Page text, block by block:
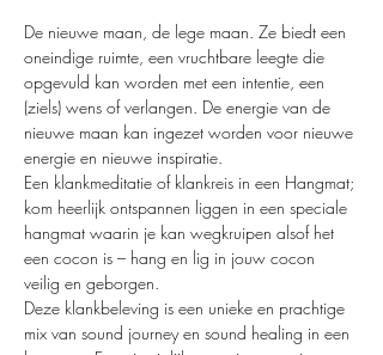
De nieuwe maan, de lege maan. Ze biedt een
oneindige ruimte, een vruchtbare leegte die
opgevuld kan worden met een intentie, een
(ziels) wens of verlangen. De energie van de
nieuwe maan kan ingezet worden voor nieuwe
energie en nieuwe inspiratie.
Een klankmeditatie of klankreis in een Hangmat;
kom heerlijk ontspannen liggen in een speciale
hangmat waarin je kan wegkruipen alsof het
een cocon is – hang en lig in jouw cocon
veilig en geborgen.
Deze klankbeleving is een unieke en prachtige
mix van sound journey en sound healing in een